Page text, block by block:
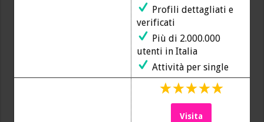
Profili dettagliati e
verificati
Più di 2.000.000
utenti in Italia
Attività per single
Visita